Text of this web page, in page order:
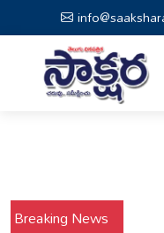
Breaking News
వర్షాల నేపథ్యంలో కోటపల్లి,